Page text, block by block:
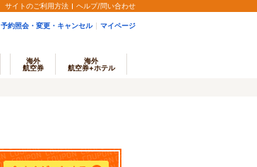
サイトのご利用方法 ヘルプ/問い合わせ
予約照会・変更・キャンセル マイページ
海外
航空券
海外
航空券+ホテル